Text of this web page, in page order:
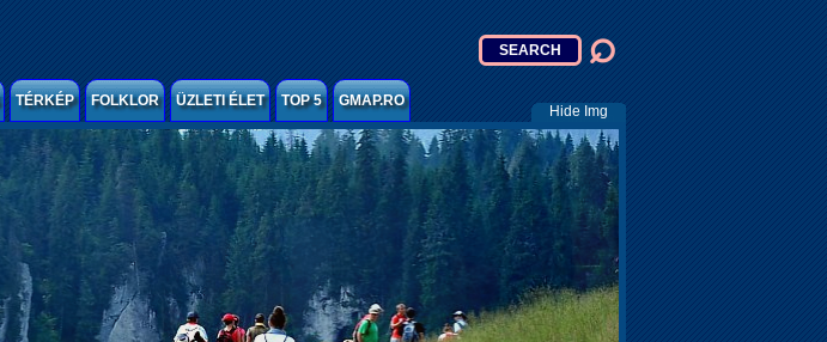
TÉRKÉP FOLKLOR ÜZLETI ÉLET TOP 5 GMAP.RO
Hide Img